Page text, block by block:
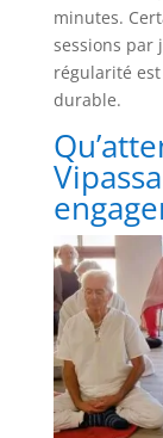
minutes.
sessions par
régularité
durable.